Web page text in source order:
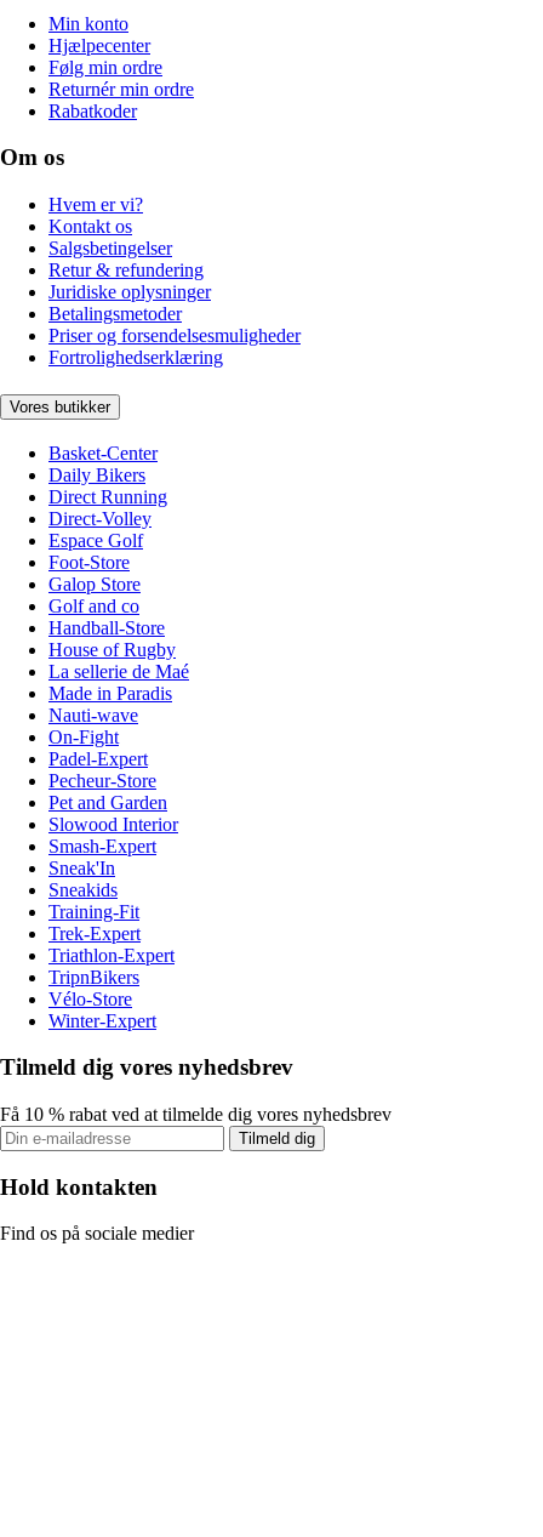
Min konto
Hjælpecenter
Følg min ordre
Returnér min ordre
Rabatkoder
Om os
Hvem er vi?
Kontakt os
Salgsbetingelser
Retur & refundering
Juridiske oplysninger
Betalingsmetoder
Priser og forsendelsesmuligheder
Fortrolighedserklæring
Vores butikker
Basket-Center
Daily Bikers
Direct Running
Direct-Volley
Espace Golf
Foot-Store
Galop Store
Golf and co
Handball-Store
House of Rugby
La sellerie de Maé
Made in Paradis
Nauti-wave
On-Fight
Padel-Expert
Pecheur-Store
Pet and Garden
Slowood Interior
Smash-Expert
Sneak'In
Sneakids
Training-Fit
Trek-Expert
Triathlon-Expert
TripnBikers
Vélo-Store
Winter-Expert
Tilmeld dig vores nyhedsbrev
Få 10 % rabat ved at tilmelde dig vores nyhedsbrev
Tilmeld dig
Hold kontakten
Find os på sociale medier